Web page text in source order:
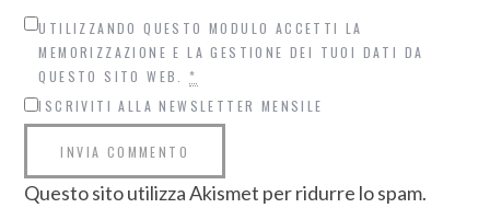
UTILIZZANDO QUESTO MODULO ACCETTI LA
MEMORIZZAZIONE E LA GESTIONE DEI TUOI DATI DA
QUESTO SITO WEB.*
ISCRIVITI ALLA NEWSLETTER MENSILE
Questo sito utilizza Akismet per ridurre lo spam.